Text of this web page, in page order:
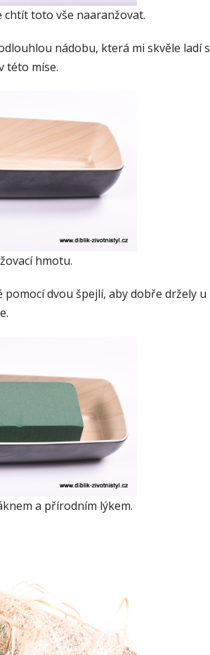
toto vše naaranžovat.
nádobu, která mi skvěle ladí s
této míse.
hmotu.
dvou špejlí, aby dobře držely u
a přírodním lýkem.